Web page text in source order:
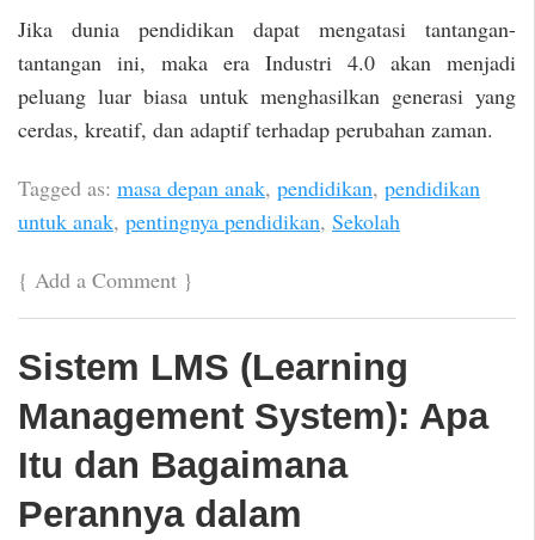
Jika dunia pendidikan dapat mengatasi tantangan-
tantangan ini, maka era Industri 4.0 akan menjadi
peluang luar biasa untuk menghasilkan generasi yang
cerdas, kreatif, dan adaptif terhadap perubahan zaman.
Tagged as: masa depan anak, pendidikan, pendidikan
untuk anak, pentingnya pendidikan, Sekolah
{ Add a Comment }
Sistem LMS (Learning
Management System): Apa
Itu dan Bagaimana
Perannya dalam